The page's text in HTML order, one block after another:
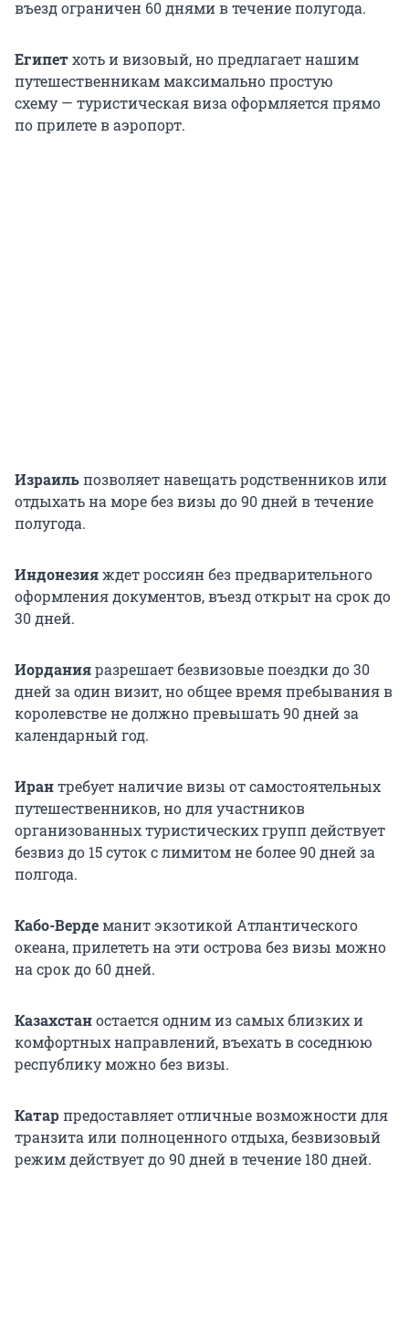
въезд ограничен 60 днями в течение полугода.
Египетхоть и визовый, но предлагает нашим
путешественникам максимально простую
схему — туристическая виза оформляется прямо
по прилете в аэропорт.
Израильпозволяет навещать родственников или
отдыхать на море без визы до 90 дней в течение
полугода.
Индонезияждет россиян без предварительного
оформления документов, въезд открыт на срок до
30 дней.
Иорданияразрешает безвизовые поездки до 30
дней за один визит, но общее время пребывания в
королевстве не должно превышать 90 дней за
календарный год.
Ирантребует наличие визы от самостоятельных
путешественников, но для участников
организованных туристических групп действует
безвиз до 15 суток с лимитом не более90 днейза
полгода.
Кабо-Вердеманит экзотикой Атлантического
океана, прилететь на эти острова без визы можно
на срок до 60 дней.
Казахстаностается одним из самых близких и
комфортных направлений, въехать в соседнюю
республику можно без визы.
Катарпредоставляет отличные возможности для
транзита или полноценного отдыха, безвизовый
режим действует до 90 дней в течение 180 дней.